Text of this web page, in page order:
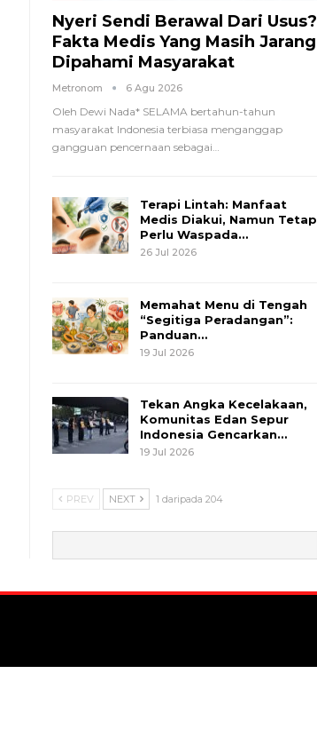
Nyeri Sendi Berawal Dari Usus?
Fakta Medis Yang Masih Jarang
Dipahami Masyarakat
Metronom 6 Agu 2026
Oleh Dewi Nada* SELAMA bertahun-tahun
masyarakat Indonesia terbiasa menganggap
gangguan pencernaan sebagai…
Terapi Lintah: Manfaat
Medis Diakui, Namun Tetap
Perlu Waspada…
26 Jul 2026
Memahat Menu di Tengah
“Segitiga Peradangan”:
Panduan…
19 Jul 2026
Tekan Angka Kecelakaan,
Komunitas Edan Sepur
Indonesia Gencarkan…
19 Jul 2026
PREV NEXT 1 daripada 204